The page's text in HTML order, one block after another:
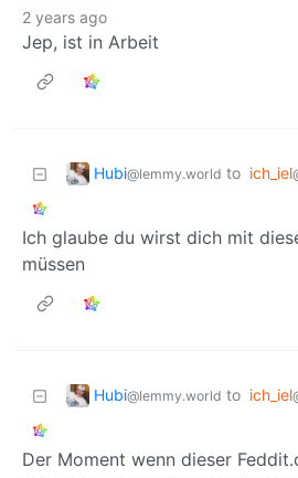
2 years ago
Jep, ist in Arbeit
Hubi@lemmy.world to ich_iel
Ich glaube du wirst dich mit
müssen
Hubi@lemmy.world to ich_iel
Der Moment wenn dieser